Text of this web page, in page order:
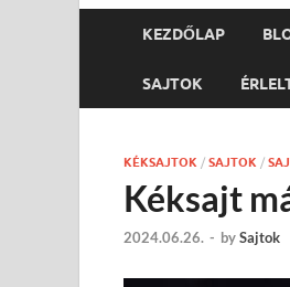
KEZDŐLAP
SAJTOK
KÉKSAJTOK / SAJTOK /
Kéksajt
2024.06.26. - bySajtok